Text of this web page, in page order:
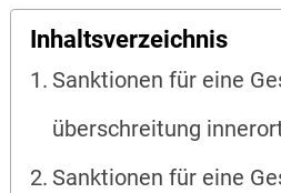
Inhaltsverzeichnis
Sanktionen für eine
überschreitung
Sanktionen für eine